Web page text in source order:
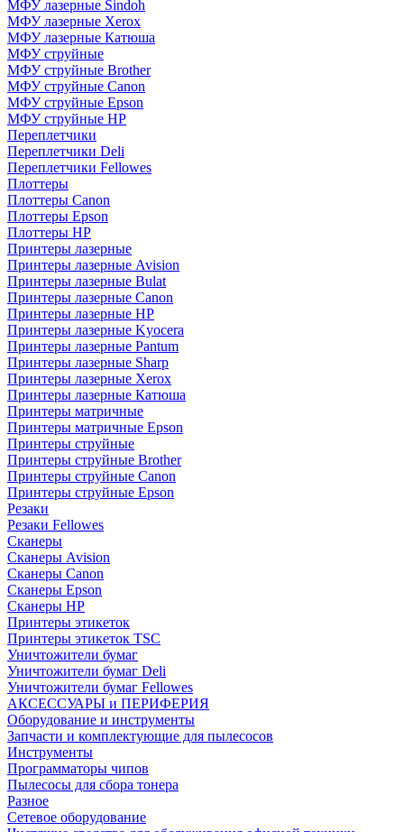
МФУ лазерные Sindoh
МФУ лазерные Xerox
МФУ лазерные Катюша
МФУ струйные
МФУ струйные Brother
МФУ струйные Canon
МФУ струйные Epson
МФУ струйные HP
Переплетчики
Переплетчики Deli
Переплетчики Fellowes
Плоттеры
Плоттеры Canon
Плоттеры Epson
Плоттеры HP
Принтеры лазерные
Принтеры лазерные Avision
Принтеры лазерные Bulat
Принтеры лазерные Canon
Принтеры лазерные HP
Принтеры лазерные Kyocera
Принтеры лазерные Pantum
Принтеры лазерные Sharp
Принтеры лазерные Xerox
Принтеры лазерные Катюша
Принтеры матричные
Принтеры матричные Epson
Принтеры струйные
Принтеры струйные Brother
Принтеры струйные Canon
Принтеры струйные Epson
Резаки
Резаки Fellowes
Сканеры
Сканеры Avision
Сканеры Canon
Сканеры Epson
Сканеры HP
Принтеры этикеток
Принтеры этикеток TSC
Уничтожители бумаг
Уничтожители бумаг Deli
Уничтожители бумаг Fellowes
АКСЕССУАРЫ и ПЕРИФЕРИЯ
Оборудование и инструменты
Запчасти и комплектующие для пылесосов
Инструменты
Программаторы чипов
Пылесосы для сбора тонера
Разное
Сетевое оборудование